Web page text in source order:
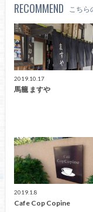
RECOMMEND こちら
2019.10.17
馬籠 ますや
2019.1.8
Cafe Cop Copine